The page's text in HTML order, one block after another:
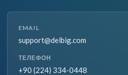
EMAIL
support@delbig.com
ТЕЛЕФОН
+90 (224) 334-0448